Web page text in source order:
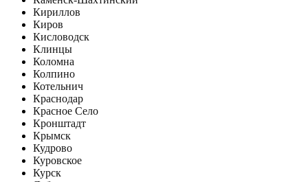
Кириллов
Киров
Кисловодск
Клинцы
Коломна
Колпино
Котельнич
Краснодар
Красное Село
Кронштадт
Крымск
Кудрово
Куровское
Курск